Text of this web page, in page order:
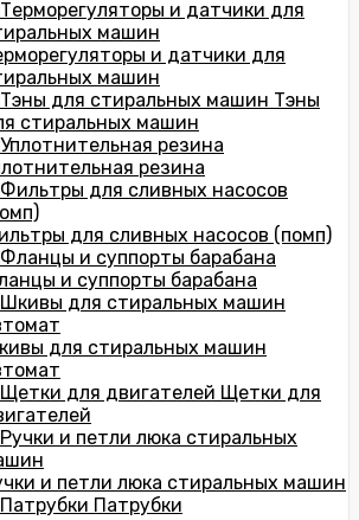
и датчики для
машин
Тэны
стиральных машин
резина
для сливных насосов (помп)
и суппорты барабана
для стиральных машин
Щетки для
и петли люка стиральных машин
Патрубки